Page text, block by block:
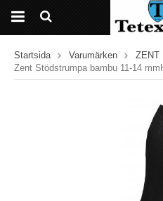
Startsida Varumärken
ZENT
Zent Stödstrumpa bambu 11-14